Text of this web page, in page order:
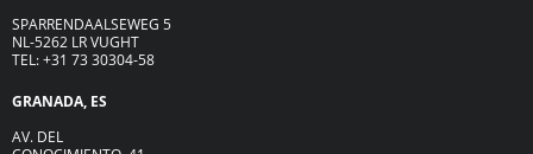
SPARRENDAALSEWEG 5
NL-5262 LR VUGHT
TEL: +31 73 30304-58
GRANADA, ES
AV. DEL